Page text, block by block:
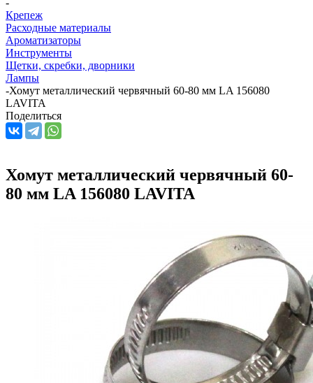
Крепеж
Расходные материалы
Ароматизаторы
Инструменты
Щетки, скребки, дворники
Лампы
-Хомут металлический червячный 60-80 мм LA 156080
LAVITA
Поделиться
Хомут металлический червячный 60-
80 мм LA 156080 LAVITA